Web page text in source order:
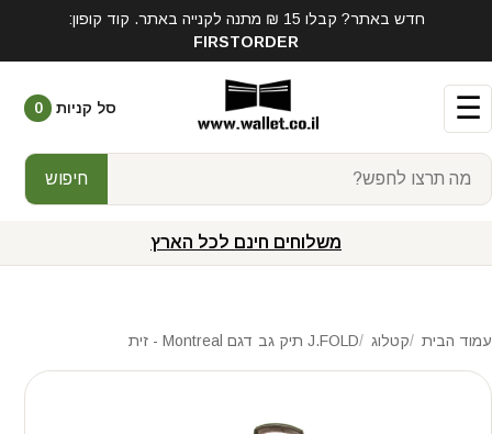
חדש באתר? קבלו 15 ₪ מתנה לקנייה באתר. קוד קופון:
FIRSTORDER
☰
חיפוש
סל קניות 0
משלוחים חינם לכל הארץ
עמוד הבית קטלוג J.FOLD תיק גב דגם Montreal - זית